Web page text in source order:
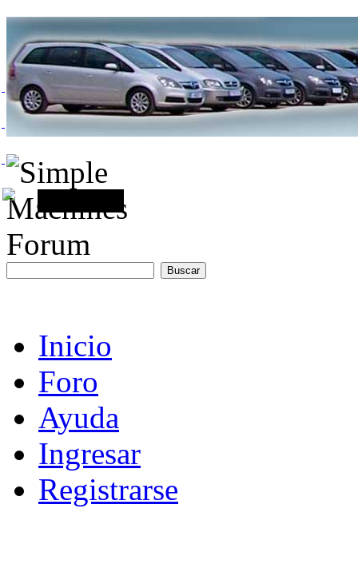
Inicio
Foro
Ayuda
Ingresar
Registrarse